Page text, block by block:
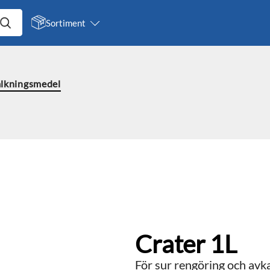
Sortiment
Crater 1L
För sur rengöring och